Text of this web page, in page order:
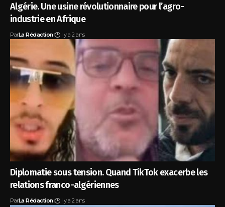
Algérie. Une usine révolutionnaire pour l’agro-
industrie en Afrique
ParLa Rédaction il y a 2 ans
Diplomatie sous tension. Quand TikTok exacerbe les
relations franco-algériennes
ParLa Rédaction il y a 2 ans